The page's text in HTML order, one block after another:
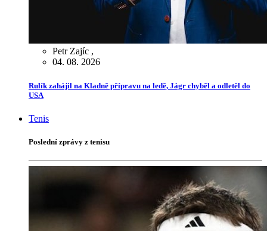
Petr Zajíc ,
04. 08. 2026
Rulík zahájil na Kladně přípravu na ledě, Jágr chyběl a odletěl do
USA
Tenis
Poslední zprávy z tenisu